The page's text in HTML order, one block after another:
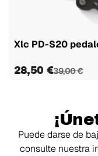
Xlc PD-S20
28,50 €39,00 €
Puede darse de
consulte nuestra